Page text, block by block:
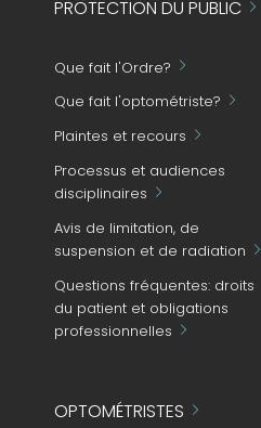
PROTECTION DU PUBLIC
Que fait l'Ordre?
Que fait l'optométriste?
Plaintes et recours
Processus et audiences
disciplinaires
Avis de limitation, de
suspension et de radiation
Questions fréquentes: droits
du patient et obligations
professionnelles
OPTOMÉTRISTES